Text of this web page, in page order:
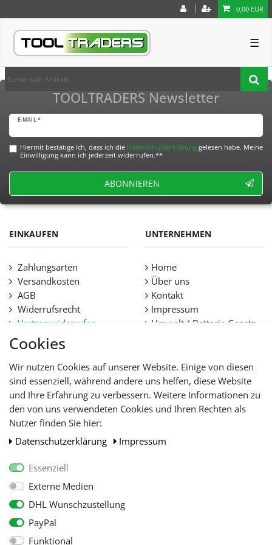
Cookies
Wir nutzen Cookies auf unserer Website. Einige von diesen
sind essenziell, während andere uns helfen, diese Website
und Ihre Erfahrung zu verbessern. Weitere Informationen zu
den von uns verwendeten Cookies und Ihren Rechten als
Nutzer finden Sie hier:
Daten­schutz­erklärung
Impressum
Essenziell
Externe Medien
DHL Wunschzustellung
PayPal
Funktional
0,00 EUR
☰
TOOLTRADERS Newsletter
E-MAIL *
Hiermit bestätige ich, dass ich die Daten­schutz­erklärunggelesen habe. Meine
Einwilligung kann ich jederzeit widerrufen.**
ABONNIEREN
EINKAUFEN
Zahlungsarten
Versandkosten
AGB
Widerrufsrecht
Vertrag widerrufen
Datenschutz
Hilfe
Lieferfristen und
Lieferbeschränkung
UNTERNEHMEN
Home
Über uns
Kontakt
Impressum
Umwelt / Batterie Gesetz
WIR AKZEPTIEREN